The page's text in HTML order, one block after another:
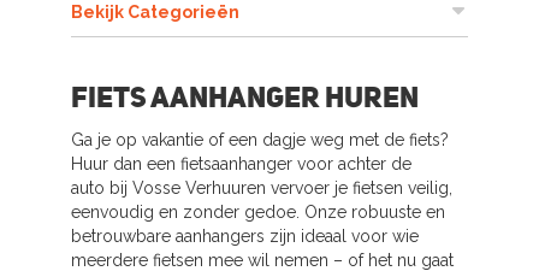
Bekijk Categorieën
Fiets aanhanger huren
Ga je op vakantie of een dagje weg met de fiets?
Huur dan een fietsaanhanger voor achter de
auto bij Vosse Verhuuren vervoer je fietsen veilig,
eenvoudig en zonder gedoe. Onze robuuste en
betrouwbare aanhangers zijn ideaal voor wie
meerdere fietsen mee wil nemen – of het nu gaat